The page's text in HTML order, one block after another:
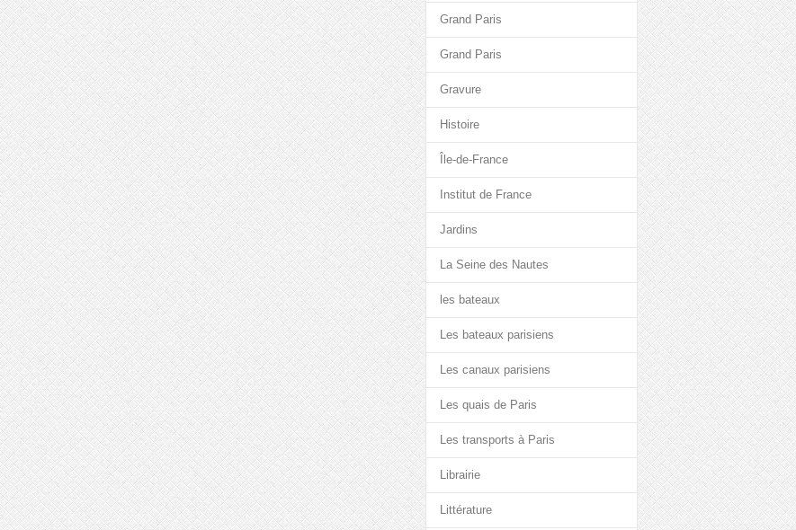
Grand Paris
Grand Paris
Gravure
Histoire
Île-de-France
Institut de France
Jardins
La Seine des Nautes
les bateaux
Les bateaux parisiens
Les canaux parisiens
Les quais de Paris
Les transports à Paris
Librairie
Littérature